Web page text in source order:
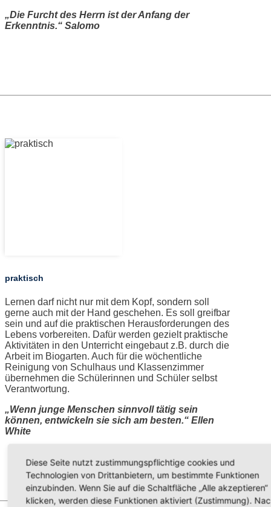
„Die Furcht des Herrn ist der Anfang der
Erkenntnis.“ Salomo
praktisch
Lernen darf nicht nur mit dem Kopf, sondern soll
gerne auch mit der Hand geschehen. Es soll greifbar
sein und auf die praktischen Herausforderungen des
Lebens vorbereiten. Dafür werden gezielt praktische
Aktivitäten in den Unterricht eingebaut z.B. durch die
Arbeit im Biogarten. Auch für die wöchentliche
Reinigung von Schulhaus und Klassenzimmer
übernehmen die Schülerinnen und Schüler selbst
Verantwortung.
„Wenn junge Menschen sinnvoll tätig sein
können, entwickeln sie sich am besten.“ Ellen
White
Diese Seite nutzt zustimmungspflichtige cookies und
Technologien von Drittanbietern, um bestimmte Funktionen
einzubinden. Wenn Sie auf die Schaltfläche „Alle akzeptieren“
klicken, werden diese Funktionen aktiviert (Zustimmung).